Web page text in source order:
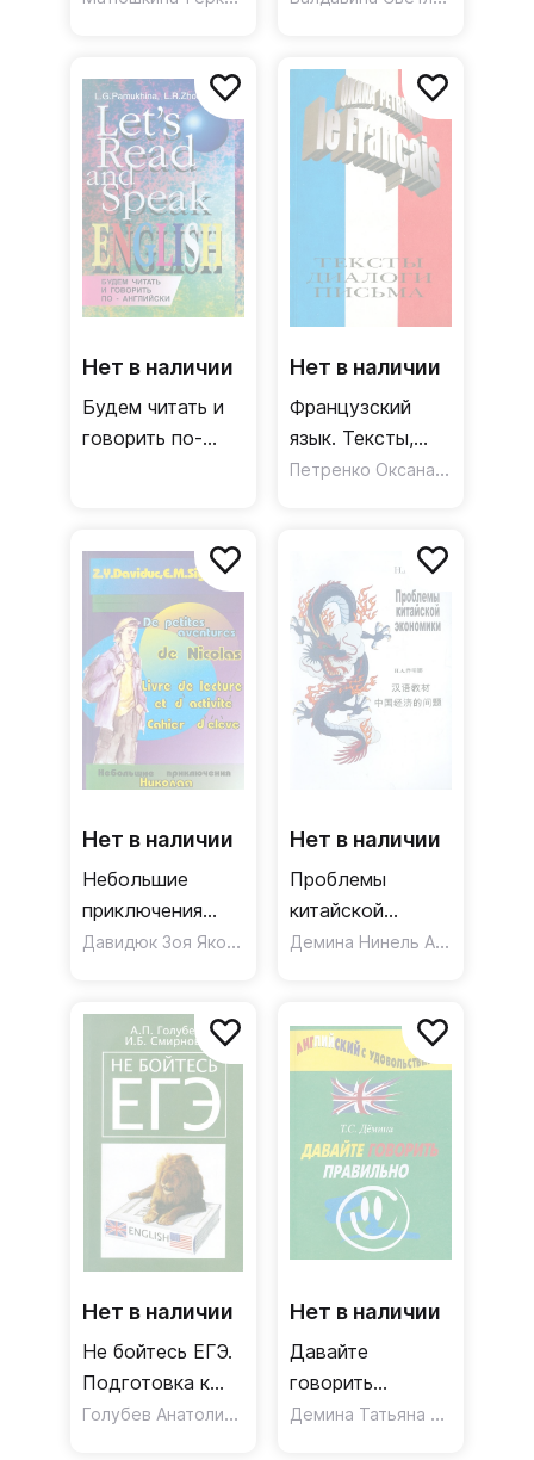
3-х частях
Нет в наличии
Будем читать и
говорить по-
Нет в наличии
Французский
язык. Тексты,
диалоги, письмаПетренко Оксана Евгеньевна
Нет в наличии
Небольшие
приключения
Николая. Книга
коммуникативных
навыков.
Давидюк Зоя Яковлевна ,Сигалова Евгения
Нет в наличии
Проблемы
китайской
экономики.
Демина Нинель Андреевна
Нет в наличии
Не бойтесь ЕГЭ.
Подготовка к
единому
Голубев Анатолий Павлович ,Смирнова Ирина
Нет в наличии
Давайте
говорить
правильно
Демина Татьяна Степановна